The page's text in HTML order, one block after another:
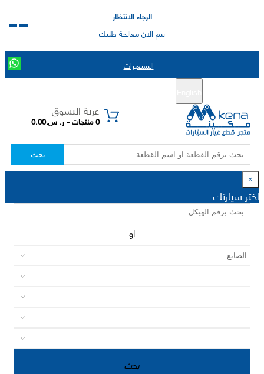
الرجاء الانتظار
يتم الان معالجة طلبك
التسعيرات
عربة التسوق
0 منتجات - ر. س.0.00
بحث
×
اختر سيارتك
او
بحث